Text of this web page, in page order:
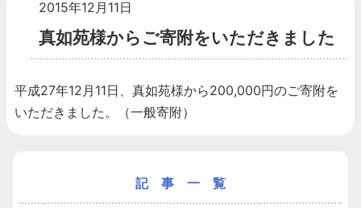
2015年12月11日
真如苑様からご寄附をいただきました
平成27年12月11日、真如苑様から200,000円のご寄附を
いただきました。（一般寄附）
記 事 一 覧